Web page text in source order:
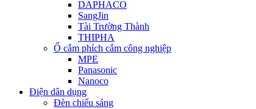
DAPHACO
SangJin
Tài Trường Thành
THIPHA
Ổ cắm phích cắm công nghiệp
MPE
Panasonic
Nanoco
Điện dân dụng
Đèn chiếu sáng